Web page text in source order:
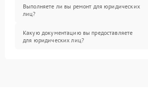
Выполняете ли вы ремонт для юридических
лиц?
Какую документацию вы предоставляете
для юридических лиц?